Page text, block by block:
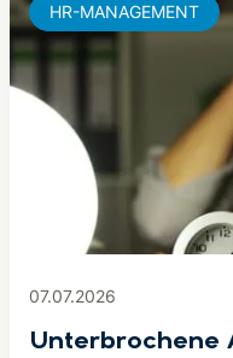
07.07.2026
Unterbrochene
HR-MANAGEMENT